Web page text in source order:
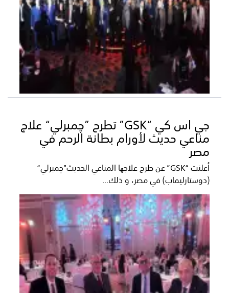
جي اس كي “GSK” تطرح ”چمبرلي“ علاج
مناعي حديث لأورام بطانة الرحم في
مصر
أعلنت “GSK” عن طرح علاجھا المناعي الحديث"چمبرلي“
(دوستارليماب) في مصر، و ذلك...